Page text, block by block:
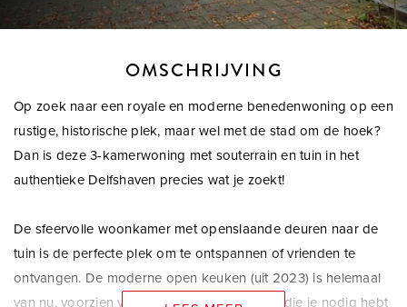
OMSCHRIJVING
Op zoek naar een royale en moderne benedenwoning op een
rustige, historische plek, maar wel met de stad om de hoek?
Dan is deze 3-kamerwoning met souterrain en tuin in het
authentieke Delfshaven precies wat je zoekt!
De sfeervolle woonkamer met openslaande deuren naar de
tuin is de perfecte plek om te ontspannen of vrienden te
ontvangen. De moderne open keuken (uit 2023) is helemaal
van nu, voorzien van alle inbouwapparatuur die je nodig hebt